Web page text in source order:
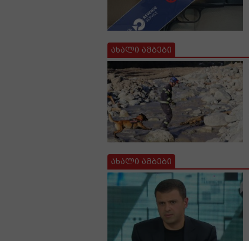
ახალი ამბები
ახალი ამბები